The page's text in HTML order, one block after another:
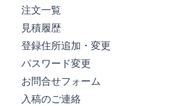
注文一覧
見積履歴
登録住所追加・変更
パスワード変更
お問合せフォーム
入稿のご連絡